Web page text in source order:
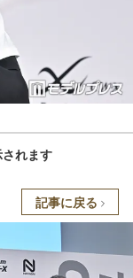
れます
記事に戻る